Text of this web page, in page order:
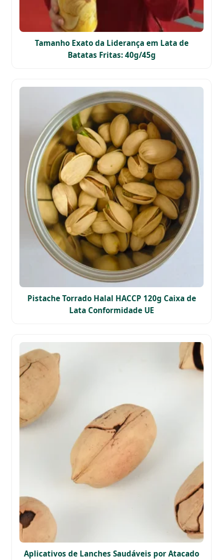
Tamanho Exato da Liderança em Lata de
Batatas Fritas: 40g/45g
Pistache Torrado Halal HACCP 120g Caixa de
Lata Conformidade UE
Aplicativos de Lanches Saudáveis por Atacado